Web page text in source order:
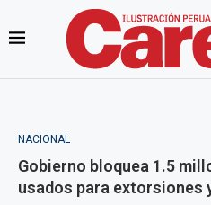
NACIONAL
Gobierno bloquea 1.5
usados para extorsiones